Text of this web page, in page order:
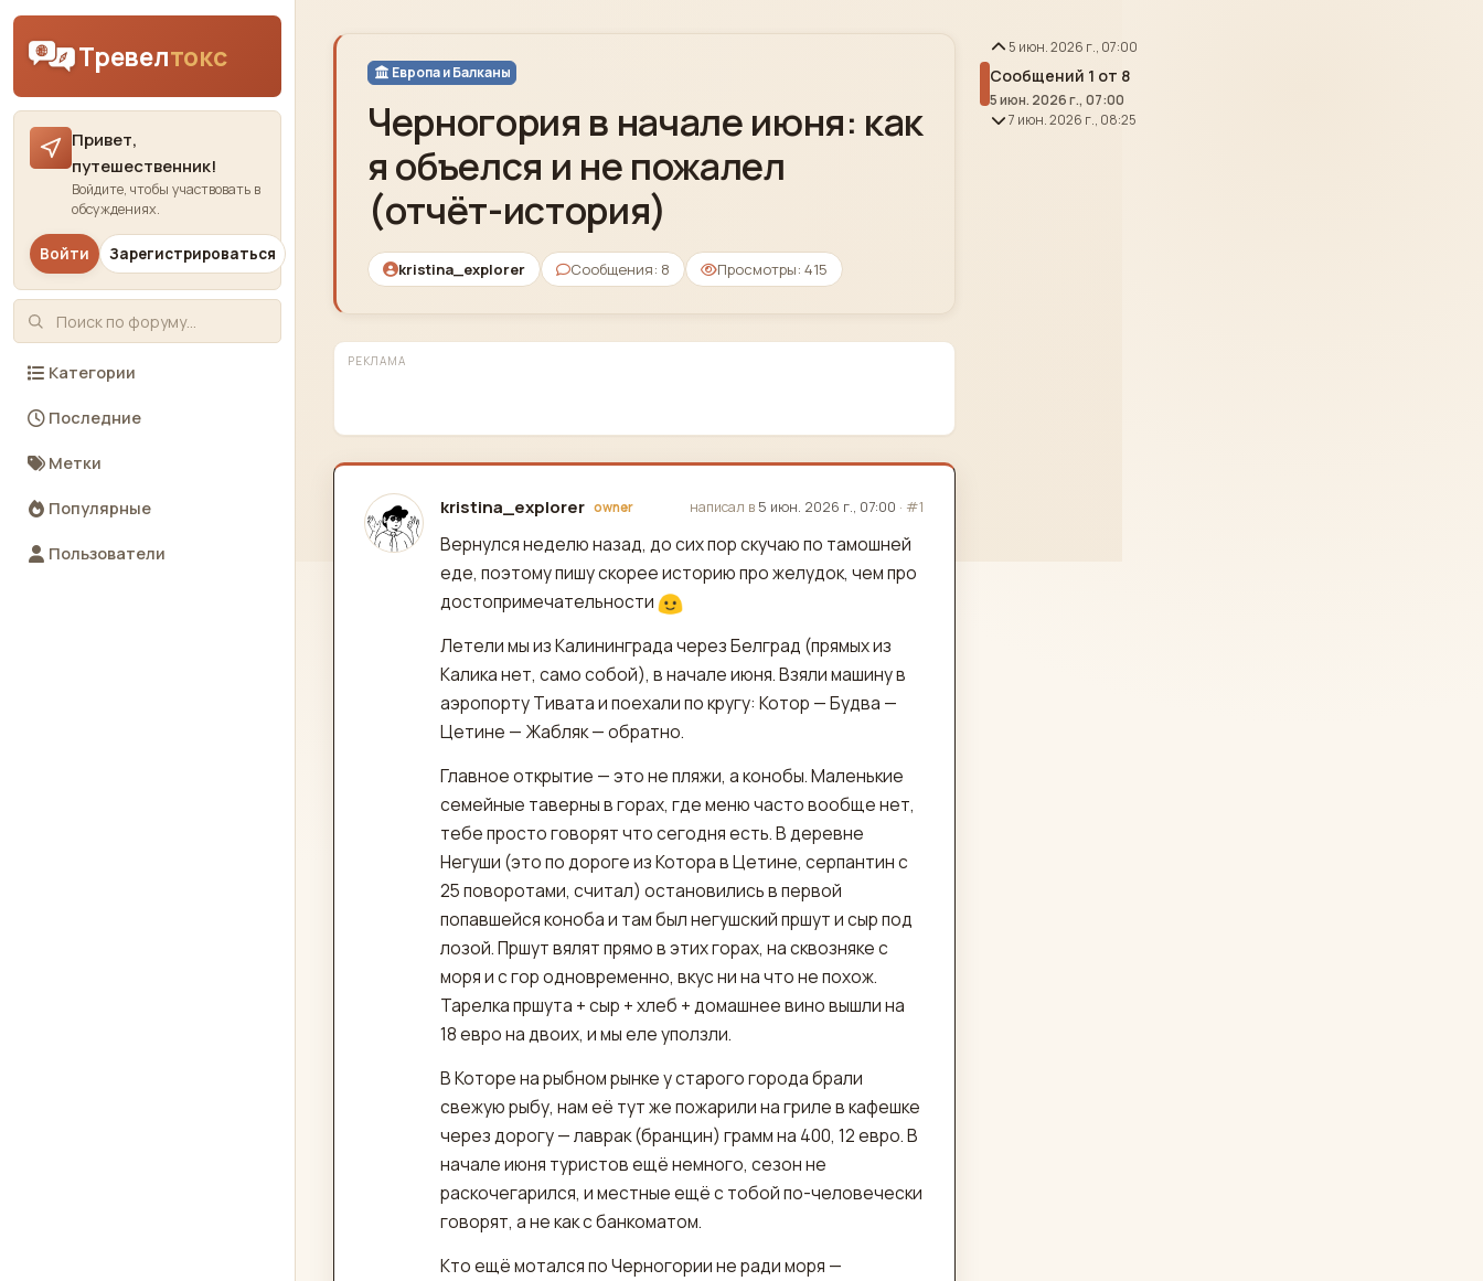
Skip to content
Тревелтокс
Привет,
путешественник!
Войдите, чтобы участвовать в
обсуждениях.
Войти Зарегистрироваться
Категории
Последние
Метки
Популярные
Пользователи
Европа и Балканы
Черногория в начале июня: как
я объелся и не пожалел
(отчёт-история)
kristina_explorer Сообщения: 8 Просмотры: 415
РЕКЛАМА
kristina_explorer owner
отредактировано написал в 5 июн. 2026 г., 07:00 · #1
Вернулся неделю назад, до сих пор скучаю по тамошней
еде, поэтому пишу скорее историю про желудок, чем про
достопримечательности
Летели мы из Калининграда через Белград (прямых из
Калика нет, само собой), в начале июня. Взяли машину в
аэропорту Тивата и поехали по кругу: Котор — Будва —
Цетине — Жабляк — обратно.
Главное открытие — это не пляжи, а конобы. Маленькие
семейные таверны в горах, где меню часто вообще нет,
тебе просто говорят что сегодня есть. В деревне
Негуши (это по дороге из Котора в Цетине, серпантин с
25 поворотами, считал) остановились в первой
попавшейся коноба и там был негушский пршут и сыр под
лозой. Пршут вялят прямо в этих горах, на сквозняке с
моря и с гор одновременно, вкус ни на что не похож.
Тарелка пршута + сыр + хлеб + домашнее вино вышли на
18 евро на двоих, и мы еле уползли.
В Которе на рыбном рынке у старого города брали
свежую рыбу, нам её тут же пожарили на гриле в кафешке
через дорогу — лаврак (бранцин) грамм на 400, 12 евро. В
начале июня туристов ещё немного, сезон не
раскочегарился, и местные ещё с тобой по-человечески
говорят, а не как с банкоматом.
Кто ещё мотался по Черногории не ради моря —
5 июн. 2026 г., 07:00
Сообщений 1 от 8
5 июн. 2026 г., 07:00
7 июн. 2026 г., 08:25